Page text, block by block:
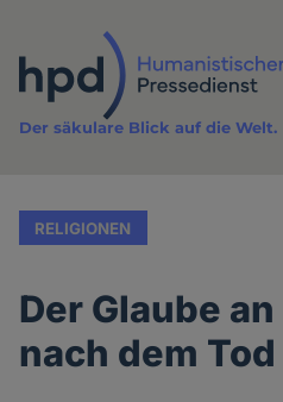
Inhalt
Der säkulare Blick auf die Welt.
RELIGIONEN
Der Glaube
nach dem